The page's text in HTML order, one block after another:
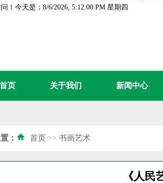
！今天是：8/6/2026, 5:12:01 PM 星期四
页 关于我们 新闻中心
： 首页 >> 书画艺术
《人